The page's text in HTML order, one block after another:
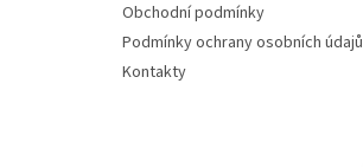
Obchodní podmínky
Podmínky ochrany osobních údajů
Kontakty